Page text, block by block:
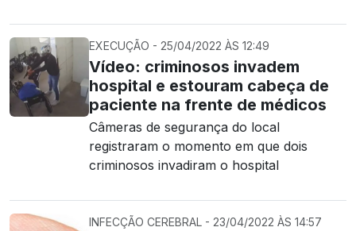
EXECUÇÃO - 25/04/2022 ÀS 12:49
Vídeo: criminosos invadem
hospital e estouram cabeça de
paciente na frente de médicos
Câmeras de segurança do local
registraram o momento em que dois
criminosos invadiram o hospital
INFECÇÃO CEREBRAL - 23/04/2022 ÀS 14:57